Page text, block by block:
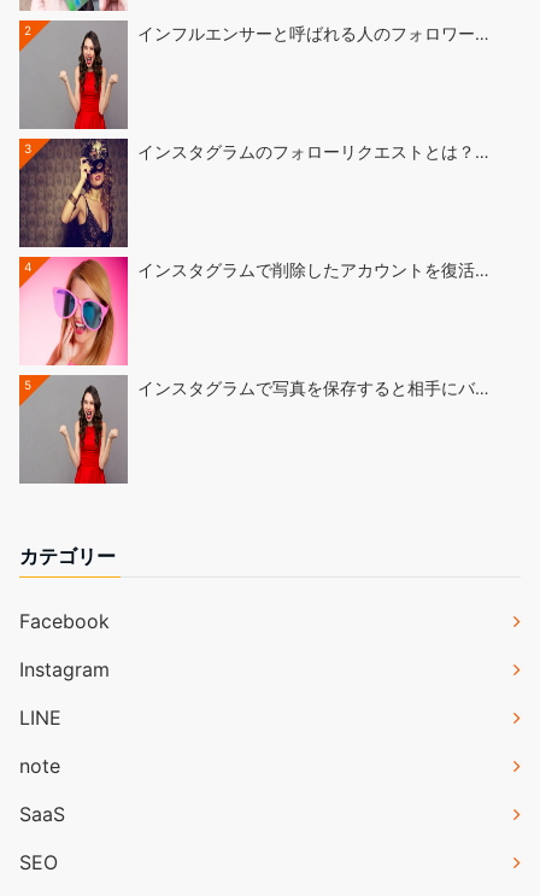
2 インフルエンサーと呼ばれる人のフォロワー…
3 インスタグラムのフォローリクエストとは？…
4 インスタグラムで削除したアカウントを復活…
5 インスタグラムで写真を保存すると相手にバ…
カテゴリー
Facebook
Instagram
LINE
note
SaaS
SEO